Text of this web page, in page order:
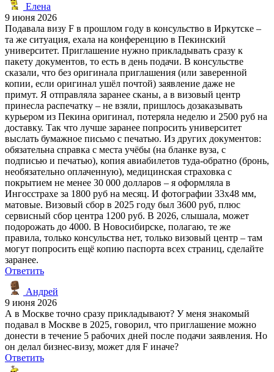
Елена
9 июня 2026
Подавала визу F в прошлом году в консульство в Иркутске –
та же ситуация, ехала на конференцию в Пекинский
университет. Приглашение нужно прикладывать сразу к
пакету документов, то есть в день подачи. В консульстве
сказали, что без оригинала приглашения (или заверенной
копии, если оригинал ушёл почтой) заявление даже не
примут. Я отправляла заранее сканы, а в визовый центр
принесла распечатку – не взяли, пришлось дозаказывать
курьером из Пекина оригинал, потеряла неделю и 2500 руб на
доставку. Так что лучше заранее попросить университет
выслать бумажное письмо с печатью. Из других документов:
обязательна справка с места учёбы (на бланке вуза, с
подписью и печатью), копия авиабилетов туда-обратно (бронь,
необязательно оплаченную), медицинская страховка с
покрытием не менее 30 000 долларов – я оформляла в
Ингосстрахе за 1800 руб на месяц. И фотографии 33х48 мм,
матовые. Визовый сбор в 2025 году был 3600 руб, плюс
сервисный сбор центра 1200 руб. В 2026, слышала, может
подорожать до 4000. В Новосибирске, полагаю, те же
правила, только консульства нет, только визовый центр – там
могут попросить ещё копию паспорта всех страниц, сделайте
заранее.
Ответить
Андрей
9 июня 2026
А в Москве точно сразу прикладывают? У меня знакомый
подавал в Москве в 2025, говорил, что приглашение можно
донести в течение 5 рабочих дней после подачи заявления. Но
он делал бизнес-визу, может для F иначе?
Ответить